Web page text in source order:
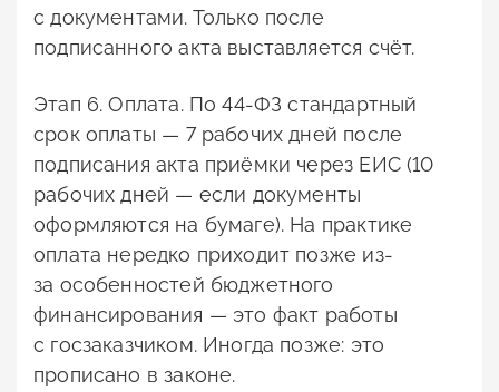
с документами. Только после
подписанного акта выставляется счёт.
Этап 6. Оплата. По 44-ФЗ стандартный
срок оплаты — 7 рабочих дней после
подписания акта приёмки через ЕИС (10
рабочих дней — если документы
оформляются на бумаге). На практике
оплата нередко приходит позже из-
за особенностей бюджетного
финансирования — это факт работы
с госзаказчиком. Иногда позже: это
прописано в законе.